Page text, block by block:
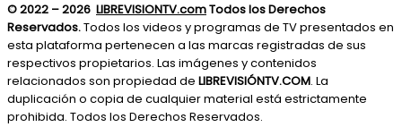
© 2022 – 2026 LIBREVISIONTV.comTodos los Derechos
Reservados.Todos los videos y programas de TV presentados en
esta plataforma pertenecen a las marcas registradas de sus
respectivos propietarios. Las imágenes y contenidos
relacionados son propiedad de LIBREVISIÓNTV.COM. La
duplicación o copia de cualquier material está estrictamente
prohibida. Todos los Derechos Reservados.